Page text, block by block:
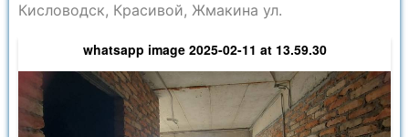
Кисловодск, Красивой, Жмакина ул.
whatsapp image 2025-02-11 at 13.59.30